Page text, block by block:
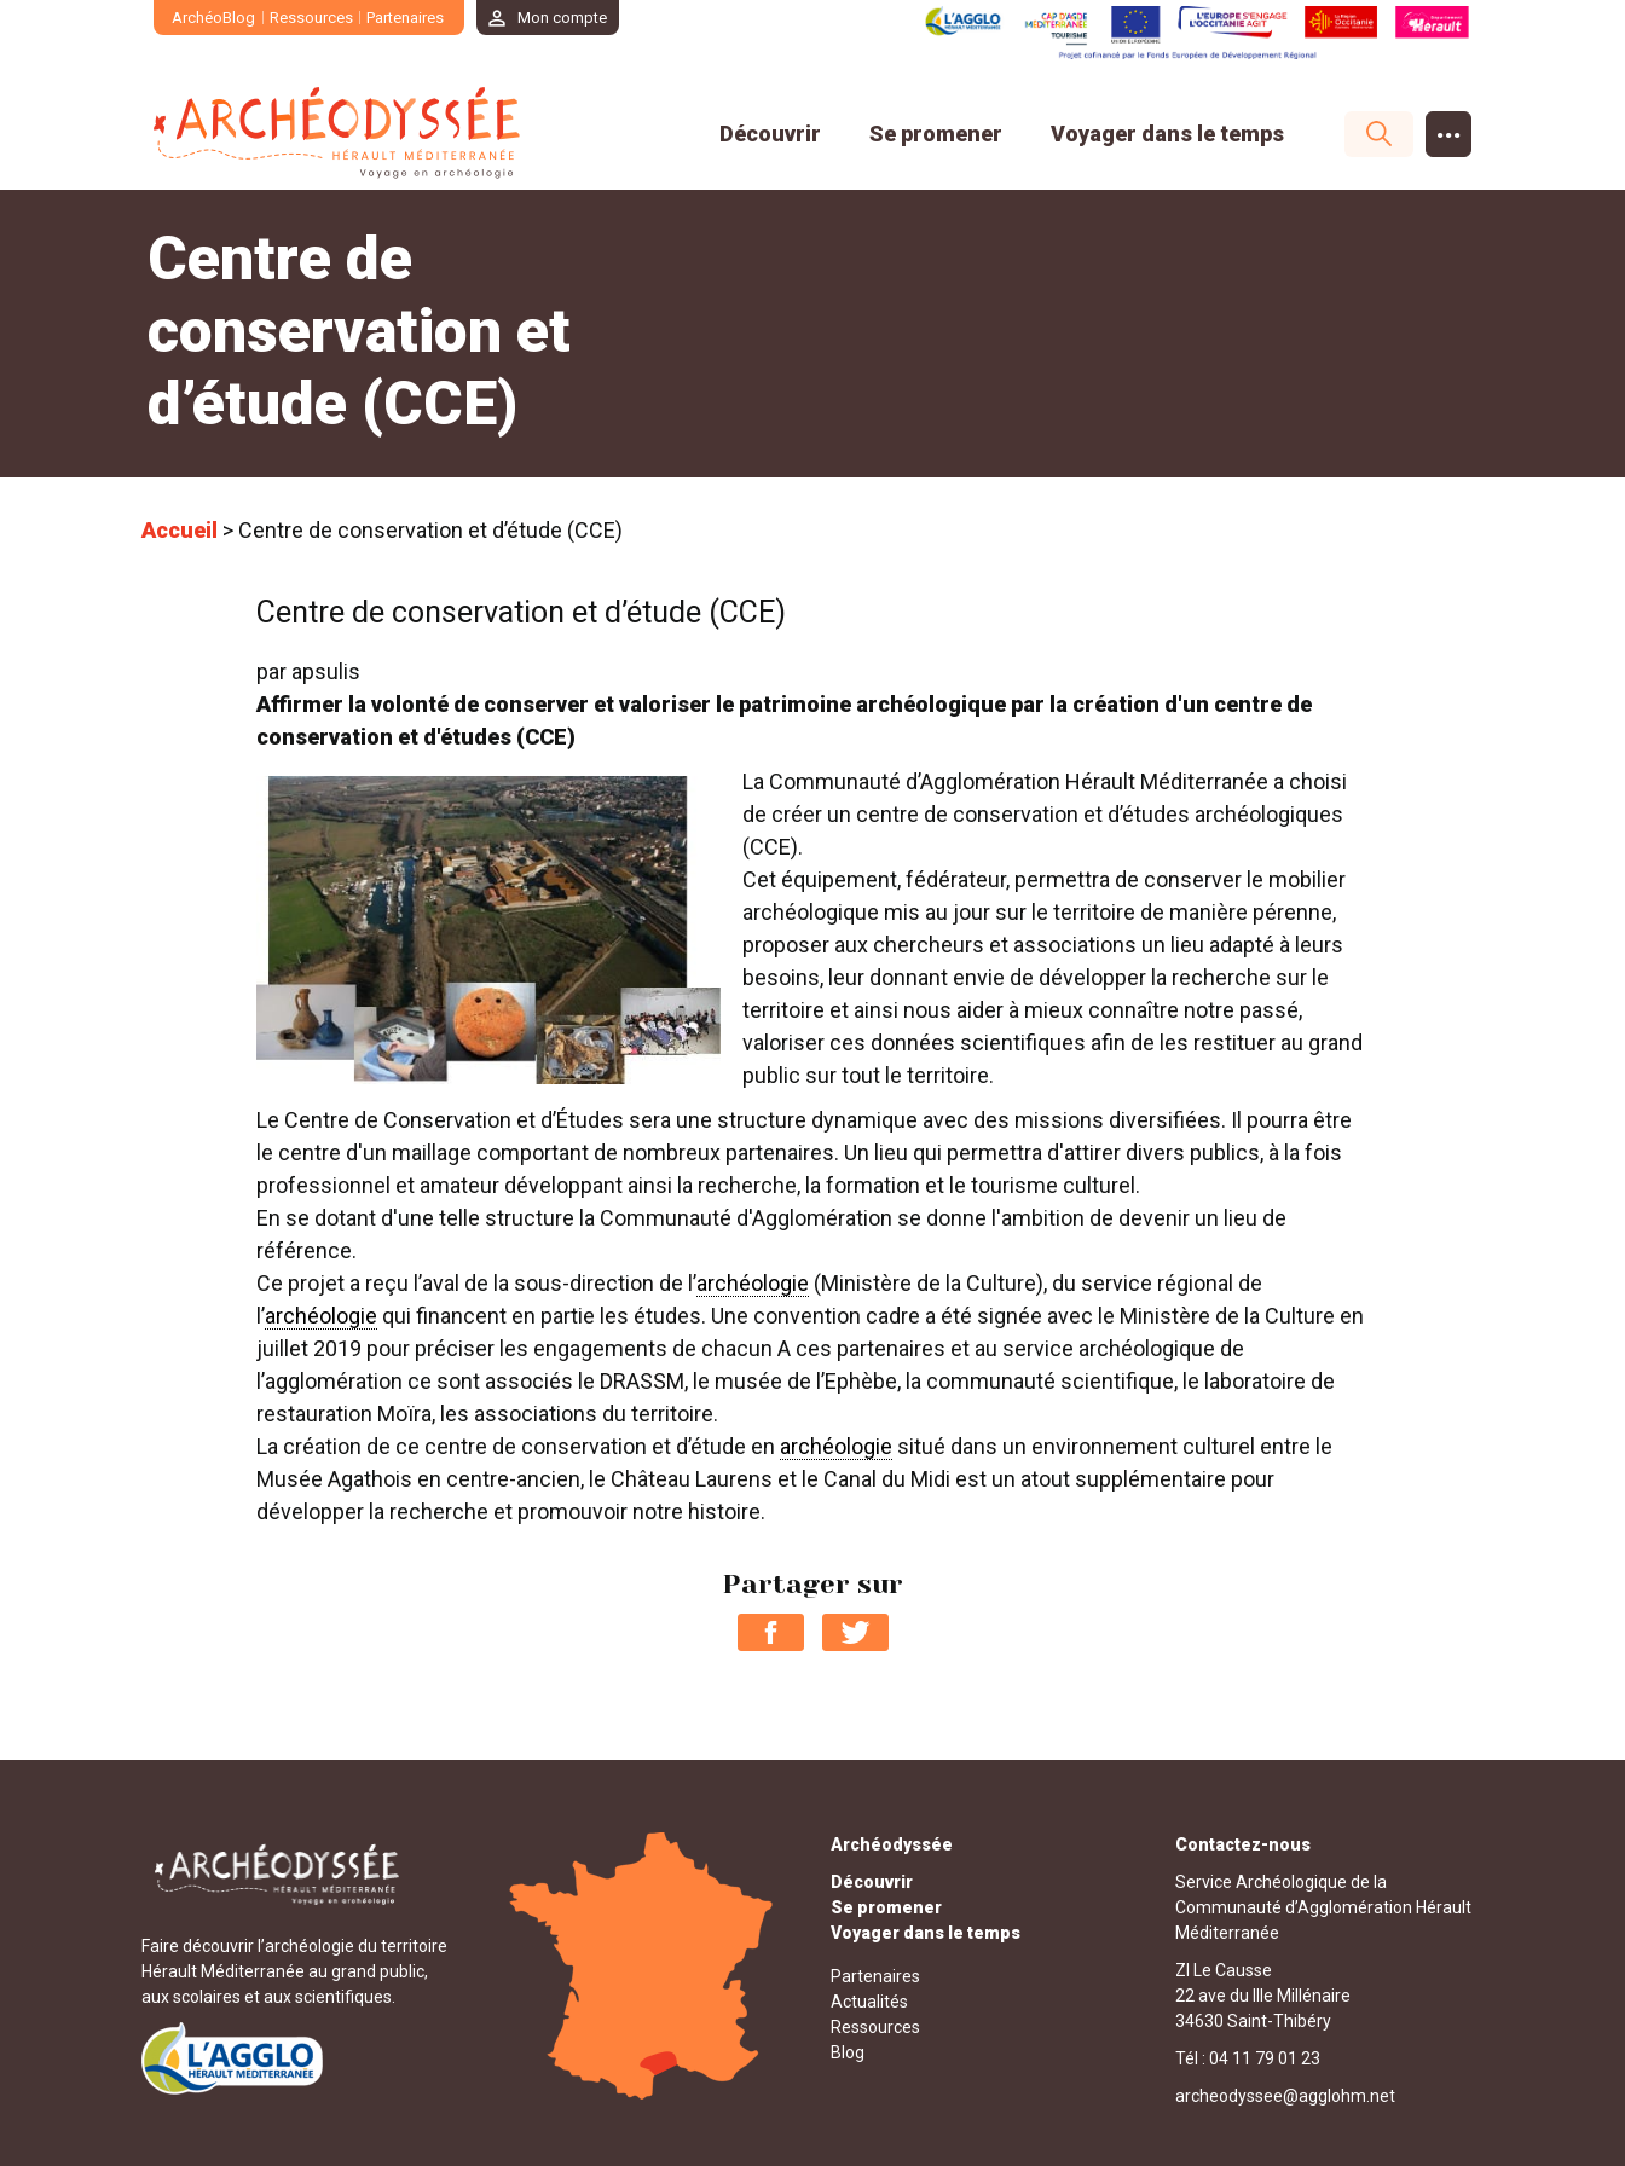
ArchéoBlog Ressources Partenaires Mon compte
Découvrir Se promener Voyager dans le temps ...
Centre de
conservation et
d’étude (CCE)
Accueil > Centre de conservation et d’étude (CCE)
Centre de conservation et d’étude (CCE)
par apsulis
Affirmer la volonté de conserver et valoriser le patrimoine archéologique par la création d'un centre de
conservation et d'études (CCE)
La Communauté d’Agglomération Hérault Méditerranée a choisi
de créer un centre de conservation et d’études archéologiques
(CCE).
Cet équipement, fédérateur, permettra de conserver le mobilier
archéologique mis au jour sur le territoire de manière pérenne,
proposer aux chercheurs et associations un lieu adapté à leurs
besoins, leur donnant envie de développer la recherche sur le
territoire et ainsi nous aider à mieux connaître notre passé,
valoriser ces données scientifiques afin de les restituer au grand
public sur tout le territoire.
Le Centre de Conservation et d’Études sera une structure dynamique avec des missions diversifiées. Il pourra être
le centre d'un maillage comportant de nombreux partenaires. Un lieu qui permettra d'attirer divers publics, à la fois
professionnel et amateur développant ainsi la recherche, la formation et le tourisme culturel.
En se dotant d'une telle structure la Communauté d'Agglomération se donne l'ambition de devenir un lieu de
référence.
Ce projet a reçu l’aval de la sous-direction de l’archéologie (Ministère de la Culture), du service régional de
l’archéologie qui financent en partie les études. Une convention cadre a été signée avec le Ministère de la Culture en
juillet 2019 pour préciser les engagements de chacun A ces partenaires et au service archéologique de
l’agglomération ce sont associés le DRASSM, le musée de l’Ephèbe, la communauté scientifique, le laboratoire de
restauration Moïra, les associations du territoire.
La création de ce centre de conservation et d’étude en archéologie situé dans un environnement culturel entre le
Musée Agathois en centre-ancien, le Château Laurens et le Canal du Midi est un atout supplémentaire pour
développer la recherche et promouvoir notre histoire.
Partager sur
Faire découvrir l’archéologie du territoire
Hérault Méditerranée au grand public,
aux scolaires et aux scientifiques.
Archéodyssée
Découvrir
Se promener
Voyager dans le temps
Partenaires
Actualités
Ressources
Blog
Contactez-nous
Service Archéologique de la
Communauté d’Agglomération Hérault
Méditerranée
ZI Le Causse
22 ave du IIIe Millénaire
34630 Saint-Thibéry
Tél : 04 11 79 01 23
archeodyssee@agglohm.net